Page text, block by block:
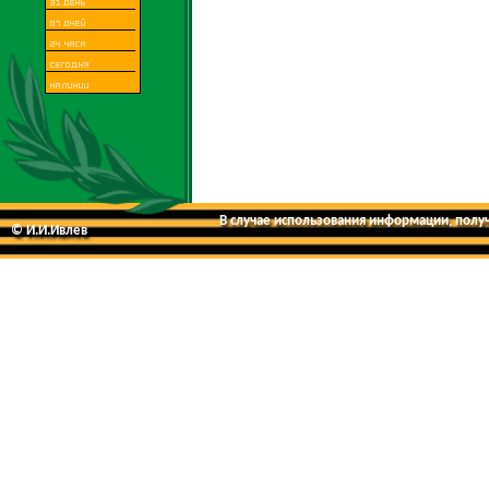
© И.И.Ивлев
В случае использования информации,